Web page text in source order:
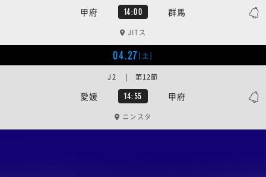
甲府 14:00 群馬
JITス
04.27[土]
愛媛 14:55 甲府
J2 | 第12節
ニンスタ